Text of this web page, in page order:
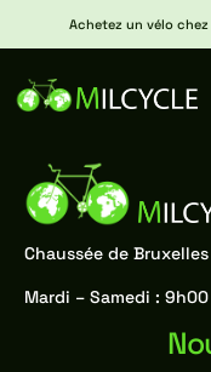
Achetez un vélo
Catégorie :
Chaussée de
Mardi – Samedi :